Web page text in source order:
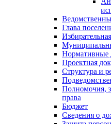
Глава
Нормативные
Проектная
Структура и
Полномочия,
права
Бюджет
Сведения о